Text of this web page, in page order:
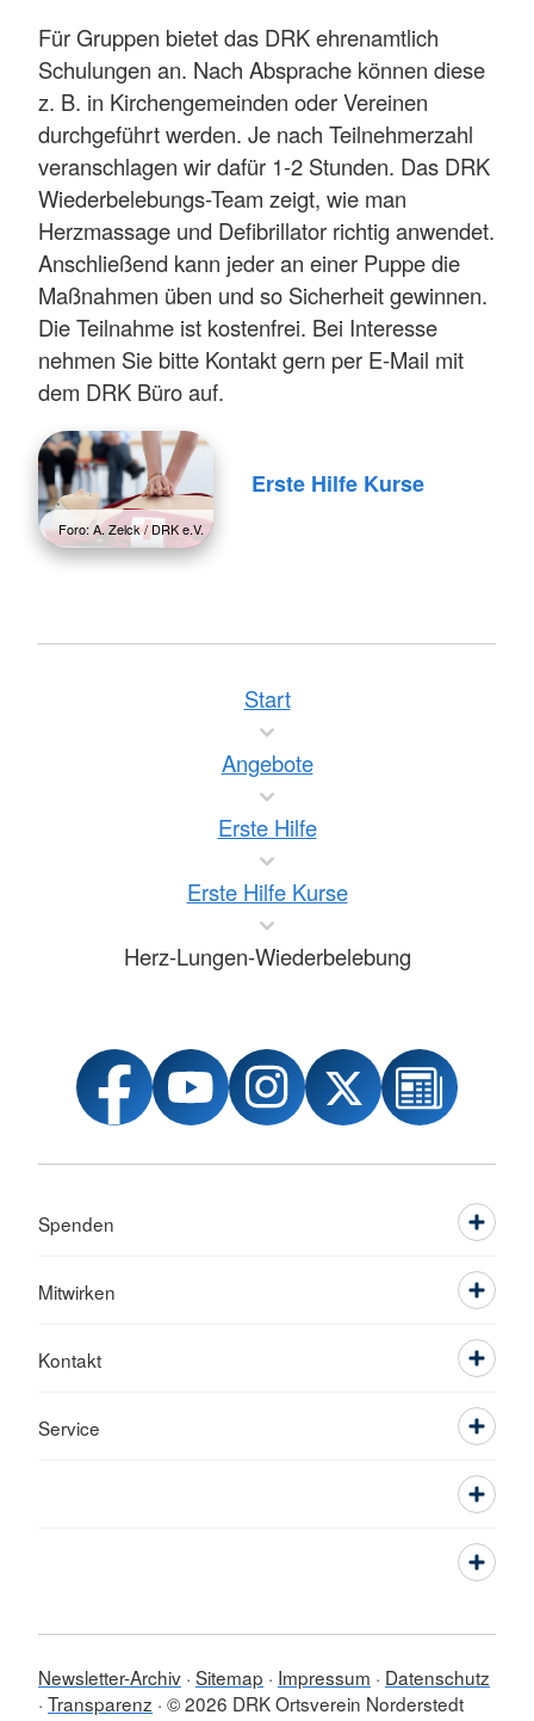
Für Gruppen bietet das DRK ehrenamtlich
Schulungen an. Nach Absprache können diese
z. B. in Kirchengemeinden oder Vereinen
durchgeführt werden. Je nach Teilnehmerzahl
veranschlagen wir dafür 1-2 Stunden. Das DRK
Wiederbelebungs-Team zeigt, wie man
Herzmassage und Defibrillator richtig anwendet.
Anschließend kann jeder an einer Puppe die
Maßnahmen üben und so Sicherheit gewinnen.
Die Teilnahme ist kostenfrei. Bei Interesse
nehmen Sie bitte Kontakt gern per E-Mail mit
dem DRK Büro auf.
Foro: A. Zelck / DRK e.V.
Erste Hilfe Kurse
Start
Angebote
Erste Hilfe
Erste Hilfe Kurse
Herz-Lungen-Wiederbelebung
Spenden
Mitwirken
Kontakt
Service
Newsletter-Archiv Sitemap Impressum
Datenschutz
Transparenz © 2026 DRK Ortsverein Norderstedt